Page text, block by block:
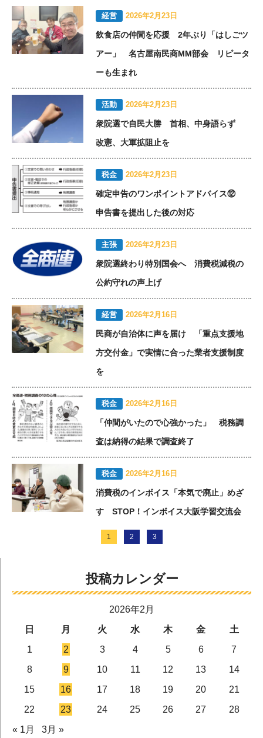
経営 2026年2月23日
飲食店の仲間を応援 2年ぶり「はしごツ
アー」 名古屋南民商MM部会 リピータ
ーも生まれ
活動 2026年2月23日
衆院選で自民大勝 首相、中身語らず
改憲、大軍拡阻止を
税金 2026年2月23日
確定申告のワンポイントアドバイス⑫
申告書を提出した後の対応
主張 2026年2月23日
衆院選終わり特別国会へ 消費税減税の
公約守れの声上げ
経営 2026年2月16日
民商が自治体に声を届け 「重点支援地
方交付金」で実情に合った業者支援制度
を
税金 2026年2月16日
「仲間がいたので心強かった」 税務調
査は納得の結果で調査終了
税金 2026年2月16日
消費税のインボイス「本気で廃止」めざ
す STOP！インボイス大阪学習交流会
1 2 3
投稿カレンダー
2026年2月
日
月 火 水 木 金
土
1
2 3 4 5 6
7
8
9 10 11 12 13
14
15
16 17 18 19 20
21
22
23 24 25 26 27
28
« 1月
3月 »